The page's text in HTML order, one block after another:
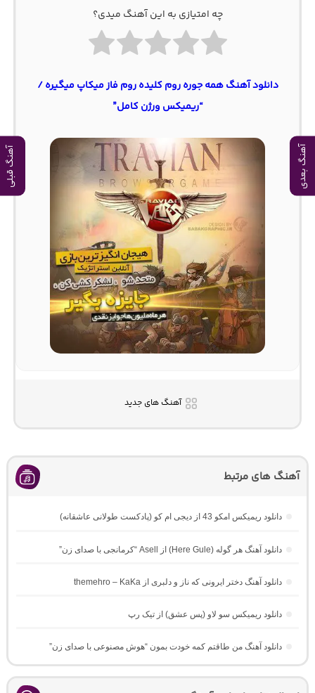
آهنگ بعدی آهنگ قبلی
چه امتیازی به این آهنگ میدی؟
دانلود آهنگ همه جوره روم کلیده روم فاز میکاپ میگیره /
“ریمیکس ورژن کامل”
آهنگ های جدید
آهنگ های مرتبط
دانلود ریمیکس امکو 43 از دیجی ام کو (پادکست طولانی عاشقانه)
دانلود آهنگ هر گوله (Here Gule) از Asell “کرمانجی با صدای زن”
دانلود آهنگ دختر ایرونی که ناز و دلبری از themehro – KaKa
دانلود ریمیکس سو لاو (پس عشق) از تیک رپ
دانلود آهنگ من طاقتم کمه خودت بمون “هوش مصنوعی با صدای زن”